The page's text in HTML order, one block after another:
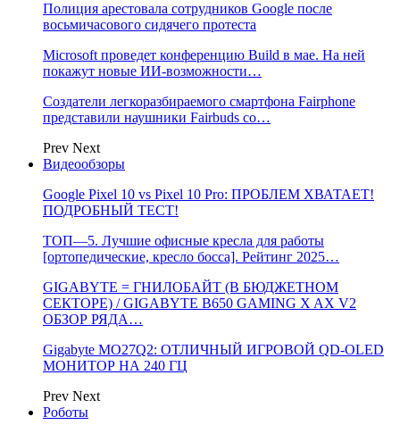
Полиция арестовала сотрудников Google после
восьмичасового сидячего протеста
Microsoft проведет конференцию Build в мае. На ней
покажут новые ИИ-возможности…
Создатели легкоразбираемого смартфона Fairphone
представили наушники Fairbuds со…
Prev Next
Видеообзоры
Google Pixel 10 vs Pixel 10 Pro: ПРОБЛЕМ ХВАТАЕТ!
ПОДРОБНЫЙ ТЕСТ!
ТОП—5. Лучшие офисные кресла для работы
[ортопедические, кресло босса]. Рейтинг 2025…
GIGABYTE = ГНИЛОБАЙТ (В БЮДЖЕТНОМ
СЕКТОРЕ) / GIGABYTE B650 GAMING X AX V2
ОБЗОР РЯДА…
Gigabyte MO27Q2: ОТЛИЧНЫЙ ИГРОВОЙ QD-OLED
МОНИТОР НА 240 ГЦ
Prev Next
Роботы